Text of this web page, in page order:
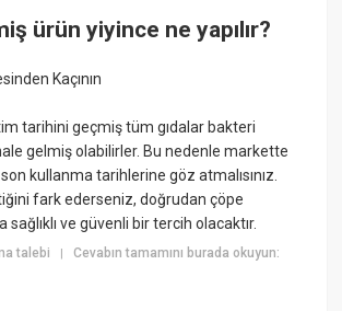
ürün yiyince ne yapılır?
Kaçının
tarihini geçmiş tüm gıdalar bakteri
gelmiş olabilirler. Bu nedenle markette
kullanma tarihlerine göz atmalısınız.
fark ederseniz, doğrudan çöpe
ve güvenli bir tercih olacaktır.
talebi |Cevabın tamamını burada okuyun: